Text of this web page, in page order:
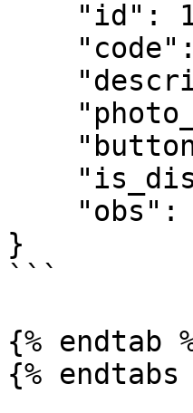
}
```
{% endtab
{% endtabs